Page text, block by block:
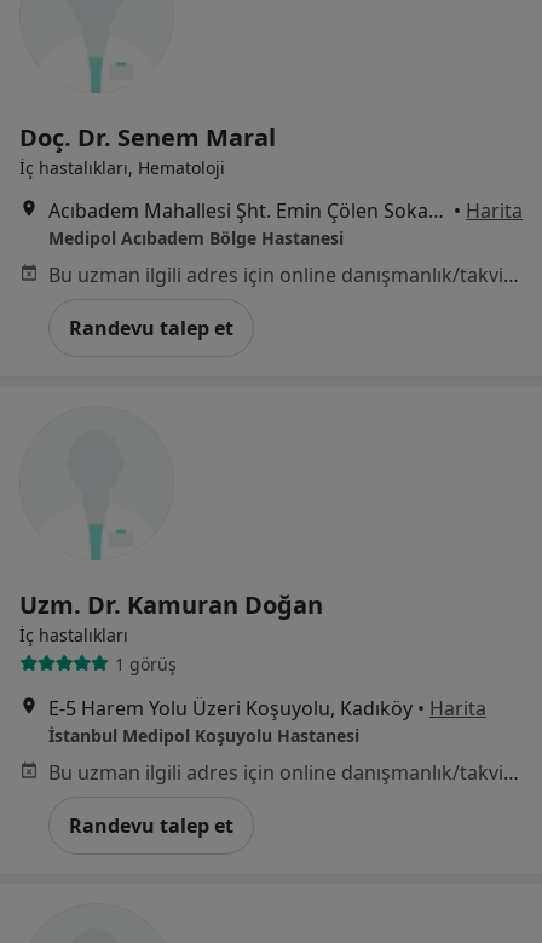
Doç. Dr. Senem Maral
İç hastalıkları, Hematoloji
Acıbadem Mahallesi Şht. Emin Çölen Sokağı No:4, Kadıköy • Harita
Medipol Acıbadem Bölge Hastanesi
Bu uzman ilgili adres için online danışmanlık/takvim sunmuyor.
Randevu talep et
Uzm. Dr. Kamuran Doğan
İç hastalıkları
1 görüş
E-5 Harem Yolu Üzeri Koşuyolu, Kadıköy • Harita
İstanbul Medipol Koşuyolu Hastanesi
Bu uzman ilgili adres için online danışmanlık/takvim sunmuyor.
Randevu talep et